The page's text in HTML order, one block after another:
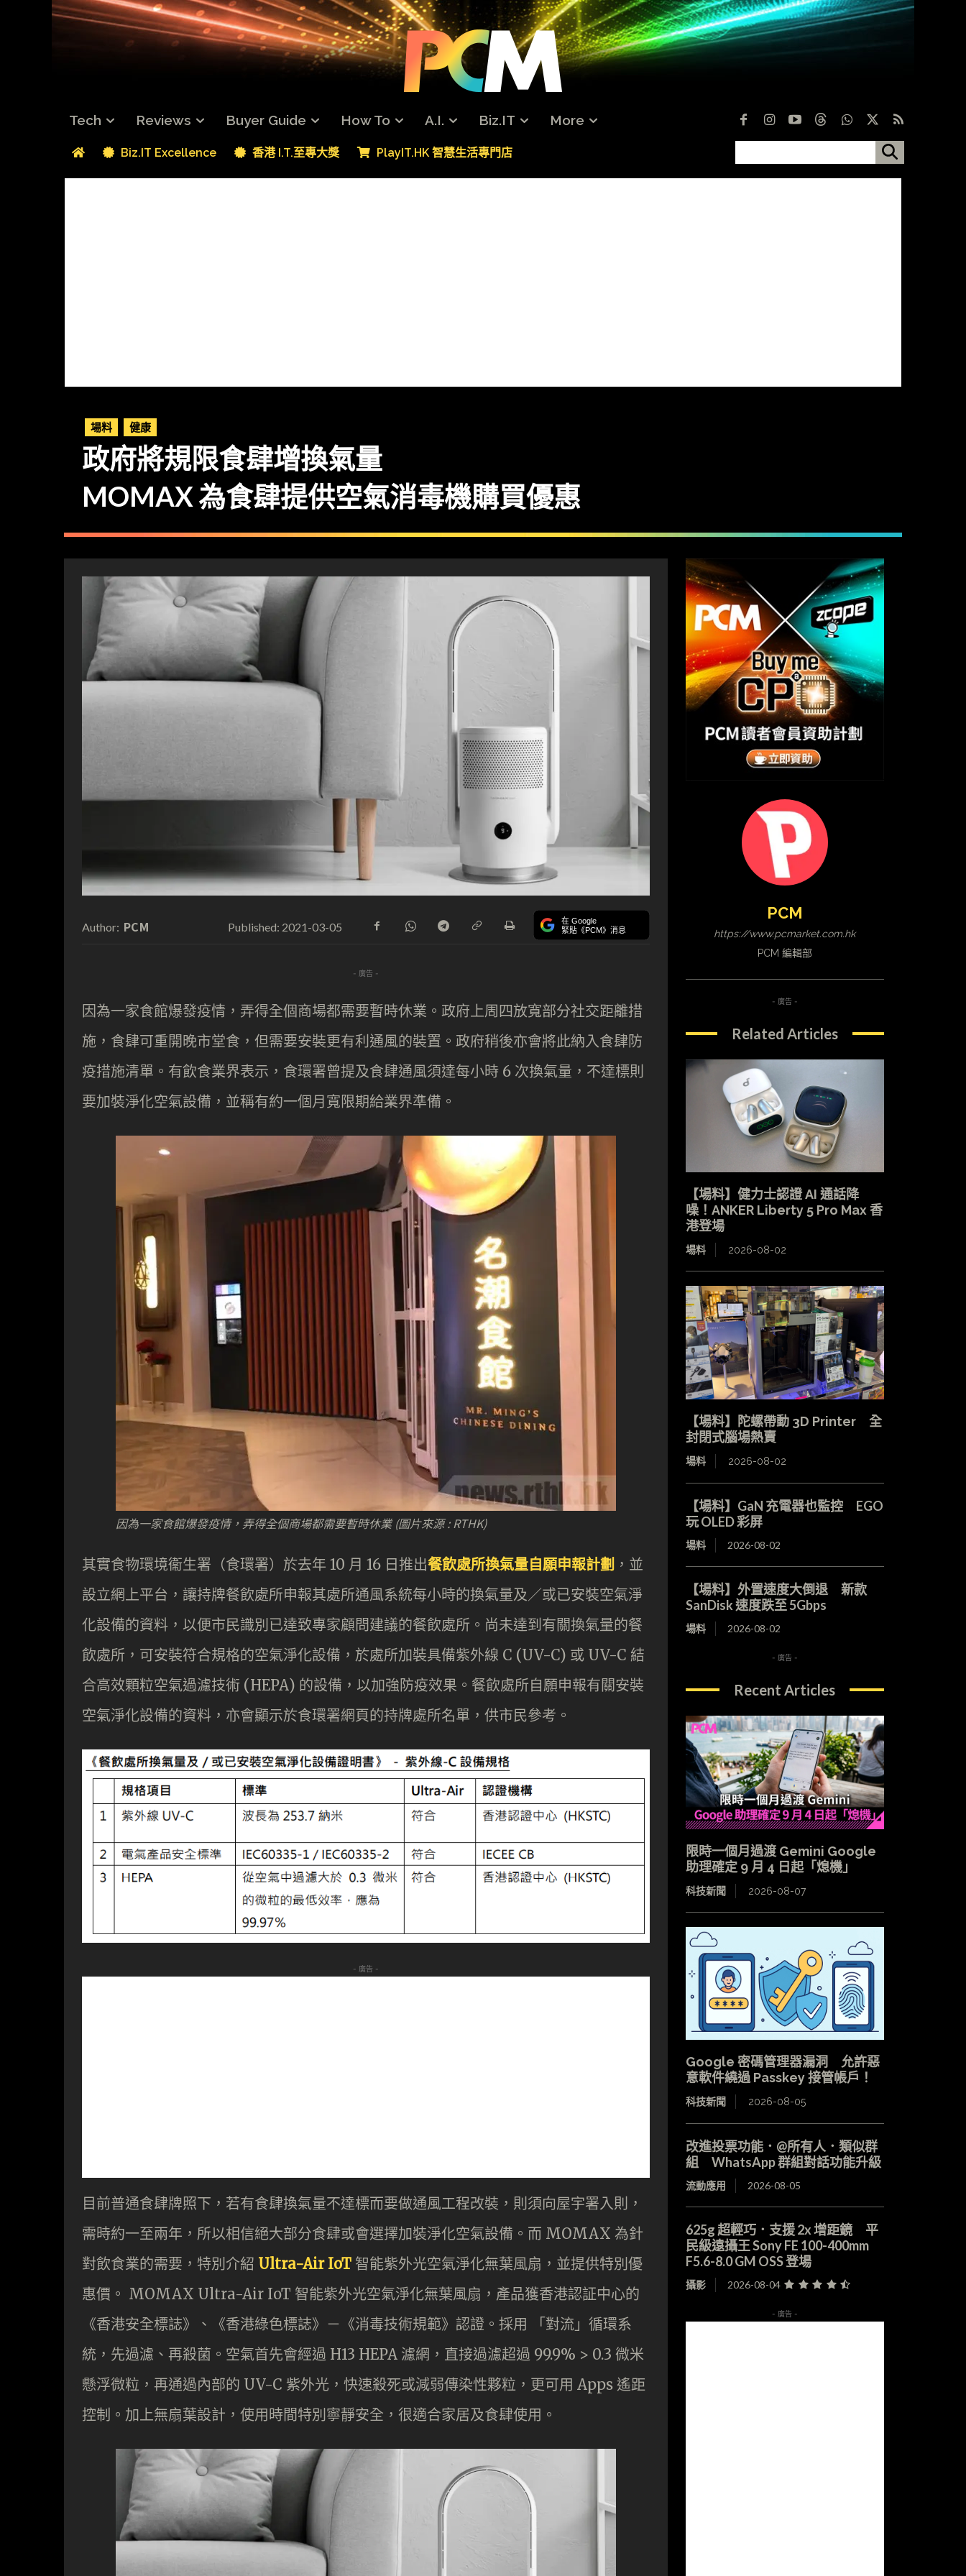
Tech Reviews Buyer Guide How To A.I. Biz.IT More
Biz.IT Excellence 香港 I.T.至專大獎 PlayIT.HK 智慧生活專門店
場料 健康
政府將規限食肆增換氣量
MOMAX 為食肆提供空氣消毒機購買優惠
Author: PCM Published: 2021-03-05 在 Google
緊貼《PCM》消息
- 廣告 -
因為一家食館爆發疫情，弄得全個商場都需要暫時休業。政府上周四放寬部分社交距離措
施，食肆可重開晚市堂食，但需要安裝更有利通風的裝置。政府稍後亦會將此納入食肆防
疫措施清單。有飲食業界表示，食環署曾提及食肆通風須達每小時 6 次換氣量，不達標則
要加裝淨化空氣設備，並稱有約一個月寬限期給業界準備。
因為一家食館爆發疫情，弄得全個商場都需要暫時休業 (圖片來源 : RTHK)
其實食物環境衞生署（食環署）於去年 10 月 16 日推出餐飲處所換氣量自願申報計劃 ，並
設立網上平台，讓持牌餐飲處所申報其處所通風系統每小時的換氣量及／或已安裝空氣淨
化設備的資料，以便市民識別已達致專家顧問建議的餐飲處所。尚未達到有關換氣量的餐
飲處所，可安裝符合規格的空氣淨化設備，於處所加裝具備紫外線 C (UV-C) 或 UV-C 結
合高效顆粒空氣過濾技術 (HEPA) 的設備，以加強防疫效果。餐飲處所自願申報有關安裝
空氣淨化設備的資料，亦會顯示於食環署網頁的持牌處所名單，供市民參考。
- 廣告 -
目前普通食肆牌照下，若有食肆換氣量不達標而要做通風工程改裝，則須向屋宇署入則，
需時約一至兩年，所以相信絕大部分食肆或會選擇加裝淨化空氣設備。而 MOMAX 為針
對飲食業的需要，特別介紹 Ultra-Air IoT 智能紫外光空氣淨化無葉風扇，並提供特別優
惠價。 MOMAX Ultra-Air IoT 智能紫外光空氣淨化無葉風扇，產品獲香港認証中心的
《香港安全標誌》、《香港綠色標誌》－《消毒技術規範》認證。採用 「對流」循環系
統，先過濾、再殺菌。空氣首先會經過 H13 HEPA 濾網，直接過濾超過 99.9% > 0.3 微米
懸浮微粒，再通過內部的 UV-C 紫外光，快速殺死或減弱傳染性夥粒，更可用 Apps 遙距
控制。加上無扇葉設計，使用時間特別寧靜安全，很適合家居及食肆使用。
PCM
https://www.pcmarket.com.hk
PCM 編輯部
- 廣告 -
Related Articles
【場料】健力士認證 AI 通話降
噪！ANKER Liberty 5 Pro Max 香
港登場
場料 2026-08-02
【場料】陀螺帶動 3D Printer 全
封閉式腦場熱賣
場料 2026-08-02
【場料】GaN 充電器也監控 EGO
玩 OLED 彩屏
場料 2026-08-02
【場料】外置速度大倒退 新款
SanDisk 速度跌至 5Gbps
場料 2026-08-02
- 廣告 -
Recent Articles
限時一個月過渡 Gemini Google
助理確定 9 月 4 日起「熄機」
科技新聞 2026-08-07
Google 密碼管理器漏洞 允許惡
意軟件繞過 Passkey 接管帳戶！
科技新聞 2026-08-05
改進投票功能．@所有人．類似群
組 WhatsApp 群組對話功能升級
流動應用 2026-08-05
625g 超輕巧．支援 2x 增距鏡 平
民級遠攝王 Sony FE 100-400mm
F5.6-8.0 GM OSS 登場
攝影 2026-08-04
- 廣告 -